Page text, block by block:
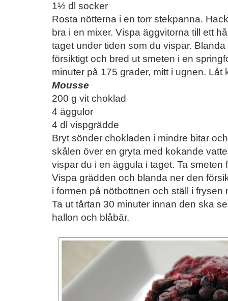
1½ dl socker
Rosta nötterna i en torr stekpanna.
bra i en mixer. Vispa äggvitorna till ett
taget under tiden som du vispar.
försiktigt och bred ut smeten i en
minuter på 175 grader, mitt i ugnen. Låt
Mousse
200 g vit choklad
4 äggulor
4 dl vispgrädde
Bryt sönder chokladen i mindre bitar
skålen över en gryta med kokande
vispar du i en äggula i taget. Ta
Vispa grädden och blanda ner den
i formen på nötbottnen och ställ i frysen
Ta ut tårtan 30 minuter innan den ska
hallon och blåbär.